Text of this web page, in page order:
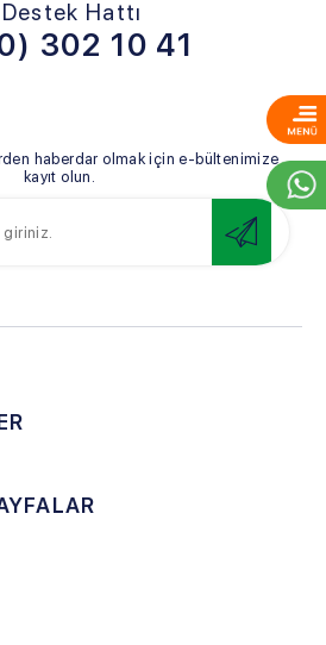
Hattı
302 10 41
haberdar olmak için e-bültenimize
kayıt olun.